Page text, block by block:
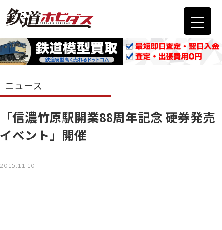
ニュース
「信濃竹原駅開業88周年記念 硬券発売
イベント」開催
2015.11.10